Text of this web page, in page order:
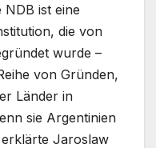
NDB ist eine
die von
wurde –
von Gründen,
Länder in
sie Argentinien
Jaroslaw